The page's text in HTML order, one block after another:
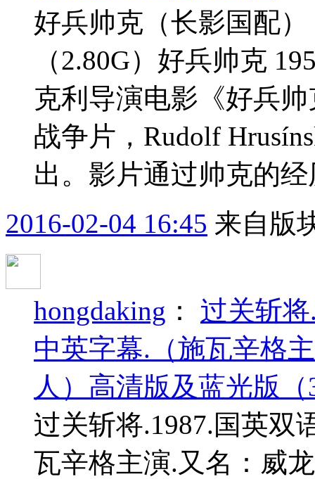
好兵帅克（长影国配
（2.80G）好兵帅克
克利导演电影《好兵
战争片，Rudolf
出。影片通过帅克的
2016-02-04 16:45 来自版
hongdaking ： 过关斩
中英字幕.（施瓦辛格
人）高清版及蓝光版（
过关斩将.1987.国英双
瓦辛格主演.又名：威